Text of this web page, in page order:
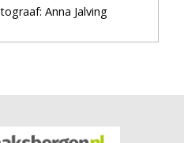
Anna Jalving